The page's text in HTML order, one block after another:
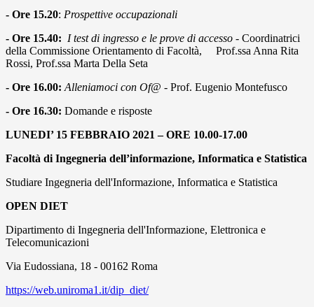
- Ore 15.20: Prospettive occupazionali
- Ore 15.40: I test di ingresso e le prove di accesso - Coordinatrici
della Commissione Orientamento di Facoltà, Prof.ssa Anna Rita
Rossi, Prof.ssa Marta Della Seta
- Ore 16.00: Alleniamoci con Of@ - Prof. Eugenio Montefusco
- Ore 16.30: Domande e risposte
LUNEDI’ 15 FEBBRAIO 2021 – ORE 10.00-17.00
Facoltà di Ingegneria dell’informazione, Informatica e Statistica
Studiare Ingegneria dell'Informazione, Informatica e Statistica
OPEN DIET
Dipartimento di Ingegneria dell'Informazione, Elettronica e
Telecomunicazioni
Via Eudossiana, 18 - 00162 Roma
https://web.uniroma1.it/dip_diet/